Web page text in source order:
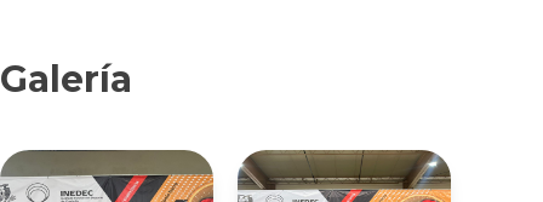
Galería